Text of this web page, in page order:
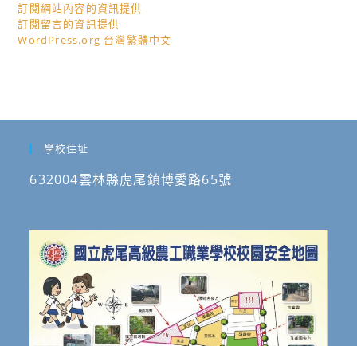
訂閱網站內容的資訊提供
訂閱留言的資訊提供
WordPress.org 台灣繁體中文
學校住址
632004雲林縣虎尾鎮博愛路65號